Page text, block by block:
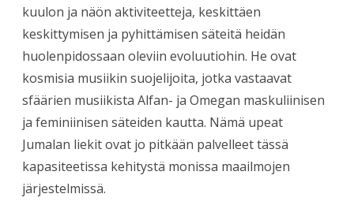
kuulon ja näön aktiviteetteja, keskittäen
keskittymisen ja pyhittämisen säteitä heidän
huolenpidossaan oleviin evoluutiohin. He ovat
kosmisia musiikin suojelijoita, jotka vastaavat
sfäärien musiikista Alfan- ja Omegan maskuliinisen
ja feminiinisen säteiden kautta. Nämä upeat
Jumalan liekit ovat jo pitkään palvelleet tässä
kapasiteetissa kehitystä monissa maailmojen
järjestelmissä.